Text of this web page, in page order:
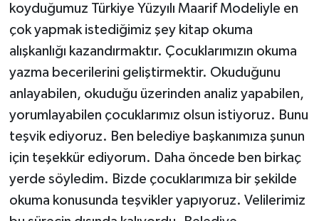
koyduğumuz Türkiye Yüzyılı Maarif Modeliyle en
çok yapmak istediğimiz şey kitap okuma
alışkanlığı kazandırmaktır. Çocuklarımızın okuma
yazma becerilerini geliştirmektir. Okuduğunu
anlayabilen, okuduğu üzerinden analiz yapabilen,
yorumlayabilen çocuklarımız olsun istiyoruz. Bunu
teşvik ediyoruz. Ben belediye başkanımıza şunun
için teşekkür ediyorum. Daha öncede ben birkaç
yerde söyledim. Bizde çocuklarımıza bir şekilde
okuma konusunda teşvikler yapıyoruz. Velilerimiz